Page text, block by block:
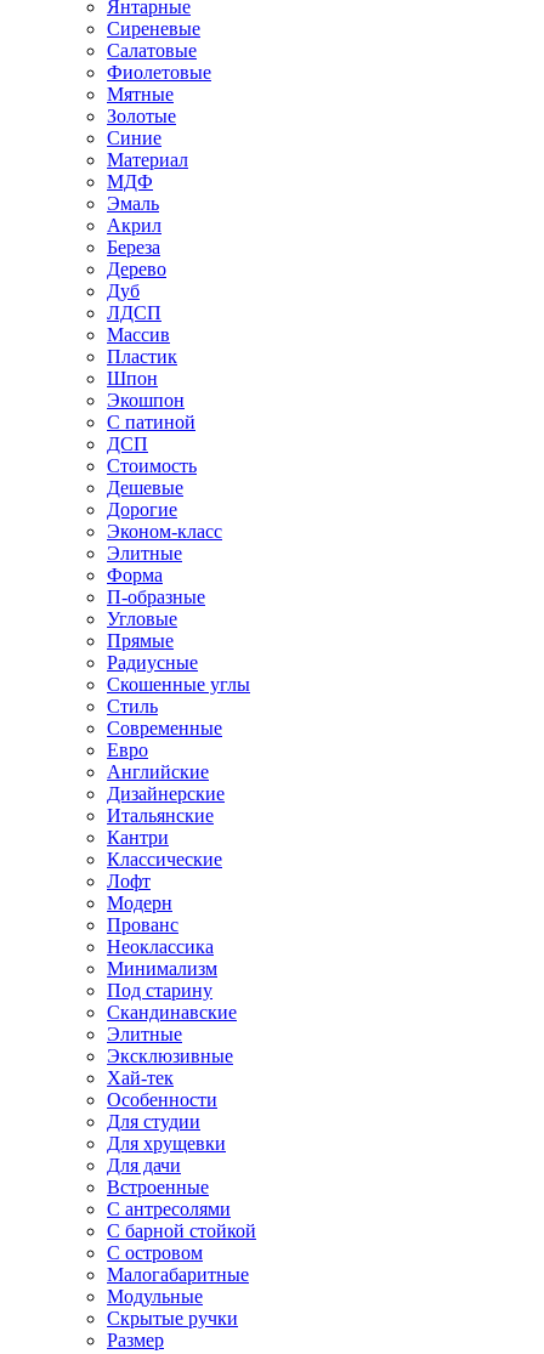
Янтарные
Сиреневые
Салатовые
Фиолетовые
Мятные
Золотые
Синие
Материал
МДФ
Эмаль
Акрил
Береза
Дерево
Дуб
ЛДСП
Массив
Пластик
Шпон
Экошпон
С патиной
ДСП
Стоимость
Дешевые
Дорогие
Эконом-класс
Элитные
Форма
П-образные
Угловые
Прямые
Радиусные
Скошенные углы
Стиль
Современные
Евро
Английские
Дизайнерские
Итальянские
Кантри
Классические
Лофт
Модерн
Прованс
Неоклассика
Минимализм
Под старину
Скандинавские
Элитные
Эксклюзивные
Хай-тек
Особенности
Для студии
Для хрущевки
Для дачи
Встроенные
С антресолями
С барной стойкой
С островом
Малогабаритные
Модульные
Скрытые ручки
Размер